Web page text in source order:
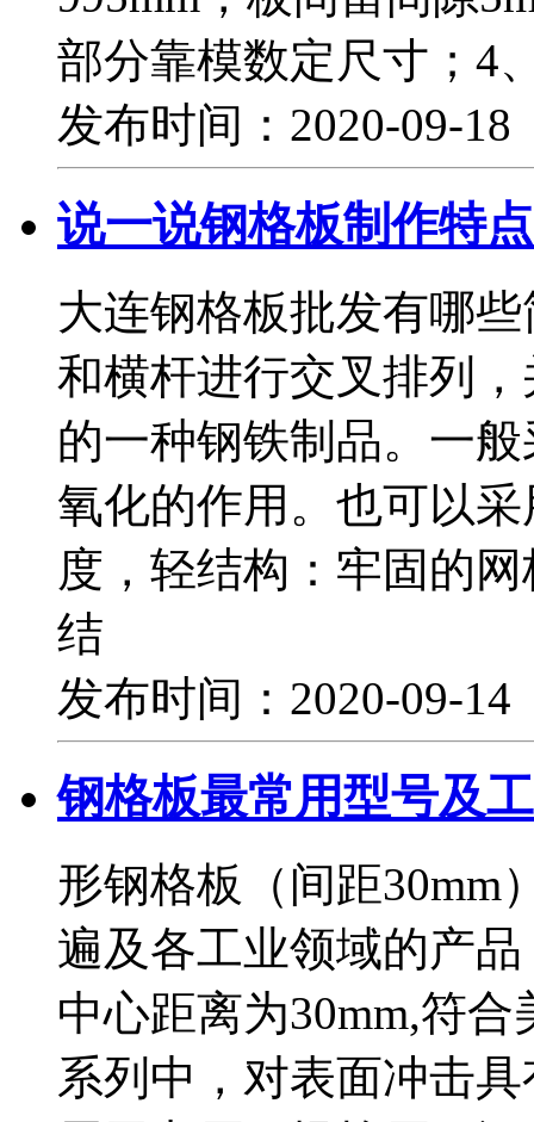
部分靠模数定尺寸；4
发布时间：2020-09-
说一说钢格板制作特点
大连钢格板批发有哪
和横杆进行交叉排列
的一种钢铁制品。一
氧化的作用。也可以
度，轻结构：牢固的
结
发布时间：2020-09-
钢格板最常用型号及
形钢格板（间距30mm
遍及各工业领域的产
中心距离为30mm,符
系列中，对表面冲击